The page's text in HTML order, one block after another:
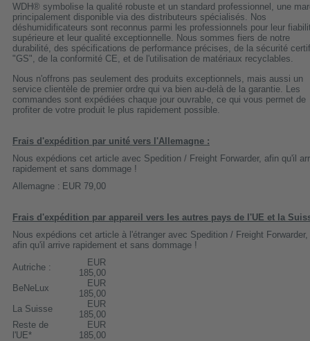
WDH® symbolise la qualité robuste et un standard professionnel, une
principalement disponible via des distributeurs spécialisés. Nos
déshumidificateurs sont reconnus parmi les professionnels pour leur
supérieure et leur qualité exceptionnelle. Nous sommes fiers de notre
durabilité, des spécifications de performance précises, de la sécurité
"GS", de la conformité CE, et de l'utilisation de matériaux recyclables.
Nous n'offrons pas seulement des produits exceptionnels, mais aussi un
service clientèle de premier ordre qui va bien au-delà de la garantie. Les
commandes sont expédiées chaque jour ouvrable, ce qui vous permet de
profiter de votre produit le plus rapidement possible.
Frais d'expédition par unité vers l'Allemagne :
Nous expédions cet article avec Spedition / Freight Forwarder, afin qu'il
rapidement et sans dommage !
Allemagne : EUR 79,00
Frais d'expédition par appareil vers les autres pays de l'UE et la
Nous expédions cet article à l'étranger avec Spedition / Freight Forwarder,
afin qu'il arrive rapidement et sans dommage !
Autriche :
EUR
185,00
BeNeLux
EUR
185,00
La Suisse
EUR
185,00
Reste de
l'UE*
EUR
185,00